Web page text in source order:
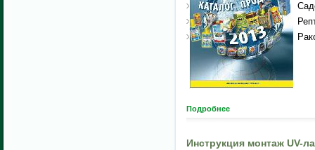
Подробнее
Инструкция монтаж UV-